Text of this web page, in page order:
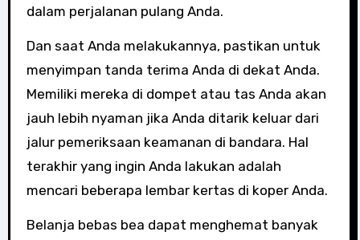
dalam perjalanan pulang Anda.
Dan saat Anda melakukannya, pastikan untuk
menyimpan tanda terima Anda di dekat Anda.
Memiliki mereka di dompet atau tas Anda akan
jauh lebih nyaman jika Anda ditarik keluar dari
jalur pemeriksaan keamanan di bandara. Hal
terakhir yang ingin Anda lakukan adalah
mencari beberapa lembar kertas di koper Anda.
Belanja bebas bea dapat menghemat banyak